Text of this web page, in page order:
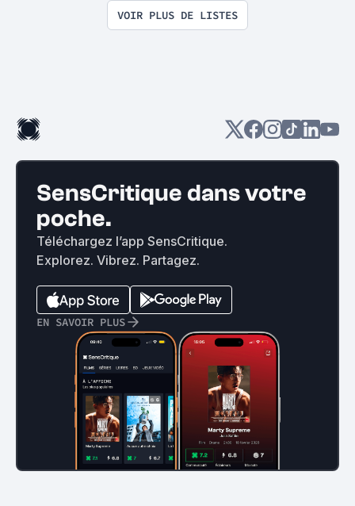
VOIR PLUS DE LISTES
SensCritique dans votre
poche.
Téléchargez l’app SensCritique.
Explorez. Vibrez. Partagez.
EN SAVOIR PLUS